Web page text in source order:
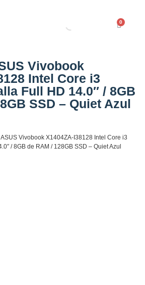
0
Vivobook
Intel Core i3
Full HD 14.0″ / 8GB
SSD – Quiet Azul
Vivobook X1404ZA-I38128 Intel Core i3
/ 8GB de RAM / 128GB SSD – Quiet Azul